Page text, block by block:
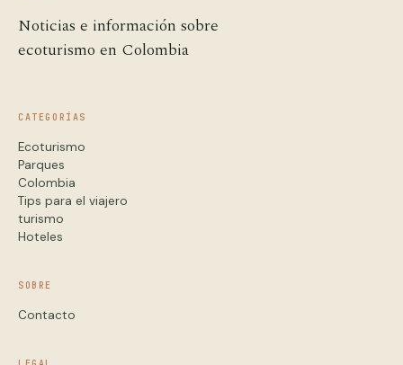
Noticias e información sobre
ecoturismo en Colombia
CATEGORÍAS
Ecoturismo
Parques
Colombia
Tips para el viajero
turismo
Hoteles
SOBRE
Contacto